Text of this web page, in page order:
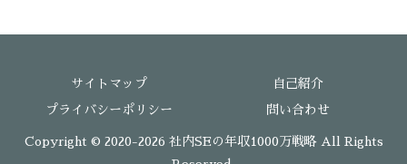
サイトマップ 自己紹介
プライバシーポリシー 問い合わせ
Copyright © 2020-2026 社内SEの年収1000万戦略 All Rights